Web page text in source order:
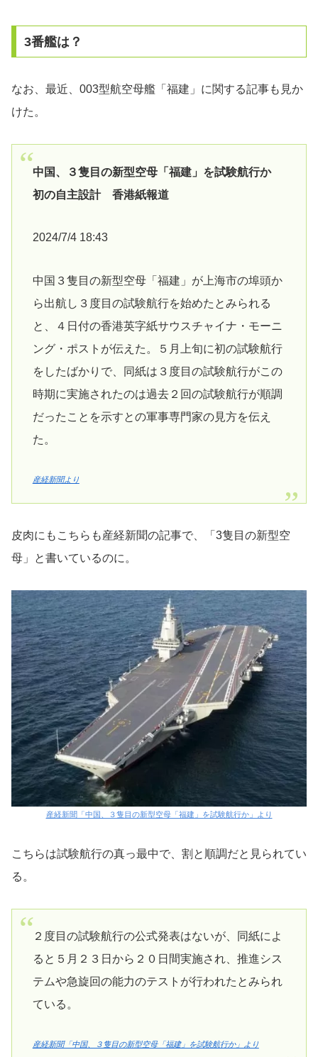
3番艦は？
なお、最近、003型航空母艦「福建」に関する記事も見か
けた。
中国、３隻目の新型空母「福建」を試験航行か
初の自主設計 香港紙報道
2024/7/4 18:43
中国３隻目の新型空母「福建」が上海市の埠頭か
ら出航し３度目の試験航行を始めたとみられる
と、４日付の香港英字紙サウスチャイナ・モーニ
ング・ポストが伝えた。５月上旬に初の試験航行
をしたばかりで、同紙は３度目の試験航行がこの
時期に実施されたのは過去２回の試験航行が順調
だったことを示すとの軍事専門家の見方を伝え
た。
産経新聞より
皮肉にもこちらも産経新聞の記事で、「3隻目の新型空
母」と書いているのに。
産経新聞「中国、３隻目の新型空母「福建」を試験航行か」より
こちらは試験航行の真っ最中で、割と順調だと見られてい
る。
２度目の試験航行の公式発表はないが、同紙によ
ると５月２３日から２０日間実施され、推進シス
テムや急旋回の能力のテストが行われたとみられ
ている。
産経新聞「中国、３隻目の新型空母「福建」を試験航行か」より